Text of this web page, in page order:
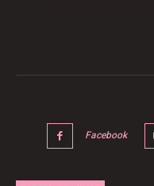
Facebook